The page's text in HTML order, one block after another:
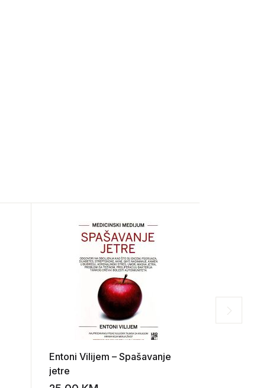
Entoni Vilijem – Spašavanje
jetre